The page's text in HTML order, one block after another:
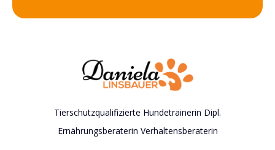
Tierschutzqualifizierte Hundetrainerin Dipl.
Ernährungsberaterin Verhaltensberaterin